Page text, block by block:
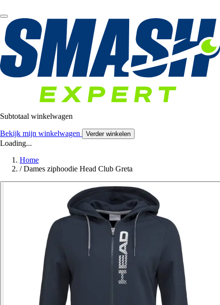
Subtotaal winkelwagen
Bekijk mijn winkelwagen Verder winkelen
Loading...
Home
/ Dames ziphoodie Head Club Greta